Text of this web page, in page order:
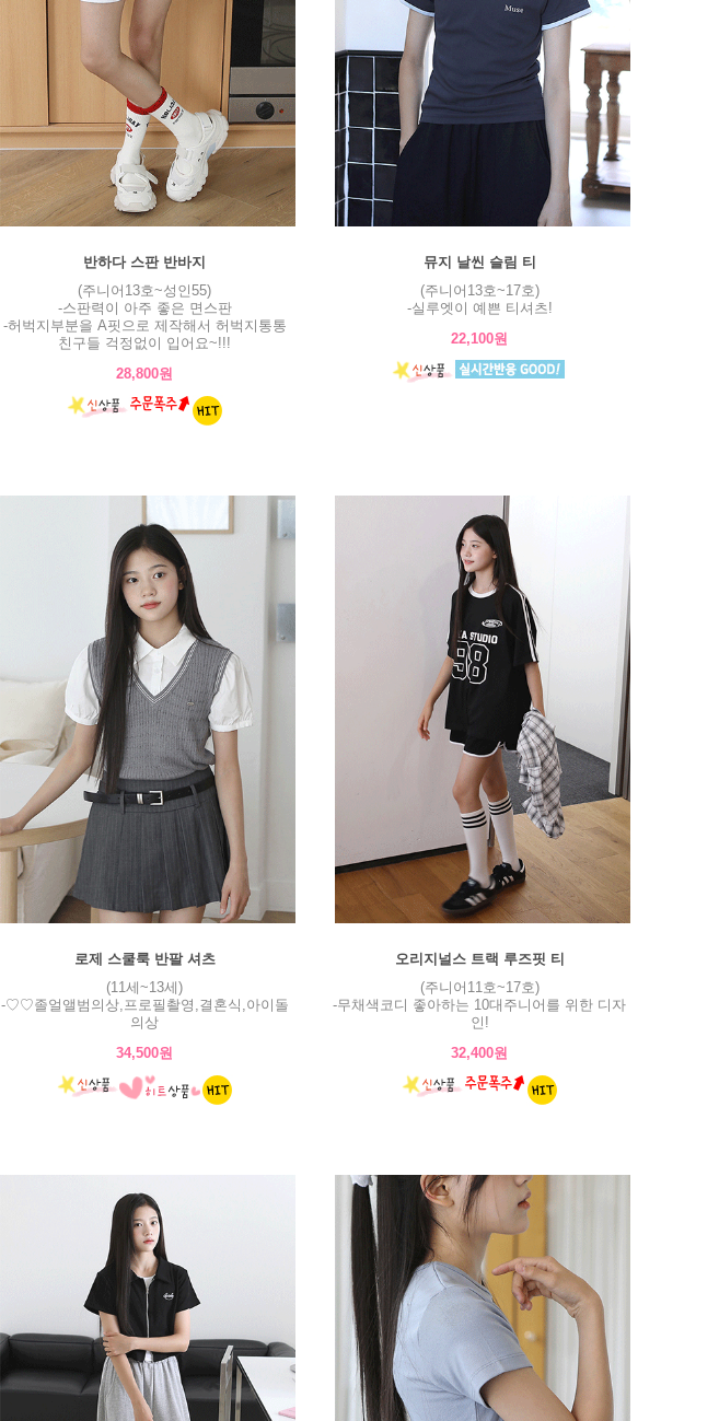
반하다 스판 반바지
(주니어13호~성인55)
-스판력이 아주 좋은 면스판
-허벅지부분을 A핏으로 제작해서 허벅지통통
친구들 걱정없이 입어요~!!!
28,800원
뮤지 날씬 슬림 티
(주니어13호~17호)
-실루엣이 예쁜 티셔츠!
22,100원
로제 스쿨룩 반팔 셔츠
(11세~13세)
-♡♡졸얼앨범의상,프로필촬영,결혼식,아이돌
의상
34,500원
오리지널스 트랙 루즈핏 티
(주니어11호~17호)
-무채색코디 좋아하는 10대주니어를 위한 디자
인!
32,400원